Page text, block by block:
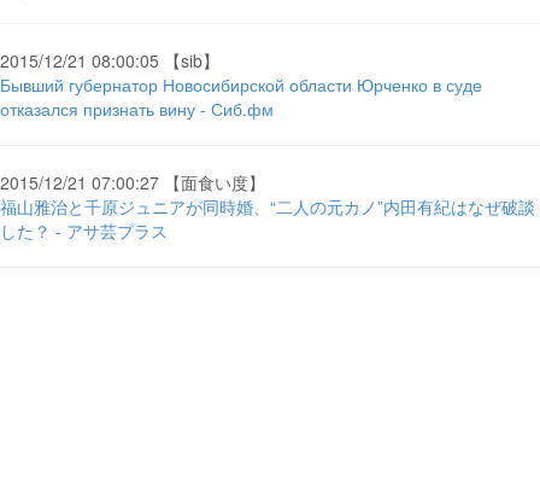
2015/12/21 08:00:05 【sib】
Бывший губернатор Новосибирской области Юрченко в суде
отказался признать вину - Сиб.фм
2015/12/21 07:00:27 【面食い度】
福山雅治と千原ジュニアが同時婚、“二人の元カノ”内田有紀はなぜ破談
した？ - アサ芸プラス